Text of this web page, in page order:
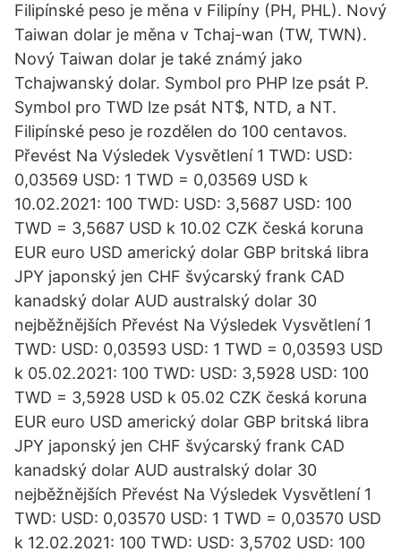
Filipínské peso je měna v Filipíny (PH, PHL). Nový
Taiwan dolar je měna v Tchaj-wan (TW, TWN).
Nový Taiwan dolar je také známý jako
Tchajwanský dolar. Symbol pro PHP lze psát P.
Symbol pro TWD lze psát NT$, NTD, a NT.
Filipínské peso je rozdělen do 100 centavos.
Převést Na Výsledek Vysvětlení 1 TWD: USD:
0,03569 USD: 1 TWD = 0,03569 USD k
10.02.2021: 100 TWD: USD: 3,5687 USD: 100
TWD = 3,5687 USD k 10.02 CZK česká koruna
EUR euro USD americký dolar GBP britská libra
JPY japonský jen CHF švýcarský frank CAD
kanadský dolar AUD australský dolar 30
nejběžnějších Převést Na Výsledek Vysvětlení 1
TWD: USD: 0,03593 USD: 1 TWD = 0,03593 USD
k 05.02.2021: 100 TWD: USD: 3,5928 USD: 100
TWD = 3,5928 USD k 05.02 CZK česká koruna
EUR euro USD americký dolar GBP britská libra
JPY japonský jen CHF švýcarský frank CAD
kanadský dolar AUD australský dolar 30
nejběžnějších Převést Na Výsledek Vysvětlení 1
TWD: USD: 0,03570 USD: 1 TWD = 0,03570 USD
k 12.02.2021: 100 TWD: USD: 3,5702 USD: 100